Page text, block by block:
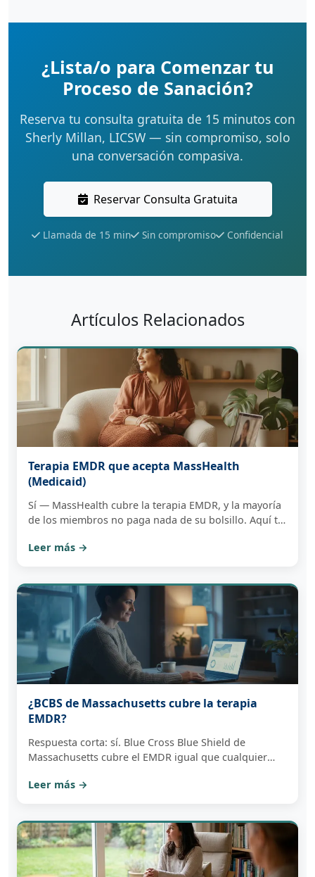
¿Lista/o para Comenzar tu
Proceso de Sanación?
Reserva tu consulta gratuita de 15 minutos con
Sherly Millan, LICSW — sin compromiso, solo
una conversación compasiva.
Reservar Consulta Gratuita
Llamada de 15 min Sin compromiso Confidencial
Artículos Relacionados
Terapia EMDR que acepta MassHealth
(Medicaid)
Sí — MassHealth cubre la terapia EMDR, y la mayoría
de los miembros no paga nada de su bolsillo. Aquí te
mano y cómo una consulta gratuita te dice con
Leer más →
¿BCBS de Massachusetts cubre la terapia
EMDR?
Respuesta corta: sí. Blue Cross Blue Shield de
Massachusetts cubre el EMDR igual que cualquier
funcionan de verdad los copagos, deducibles y la
Leer más →